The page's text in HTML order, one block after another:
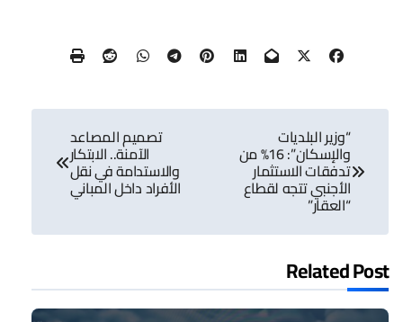
تصفّح
المقالات
“وزير البلديات
والإسكان”: 16% من
تدفقات الاستثمار
الأجنبي تتجه لقطاع
“العقار”
تصميم المصاعد
الآمنة.. الابتكار
والاستدامة في نقل
الأفراد داخل المباني
Related Post